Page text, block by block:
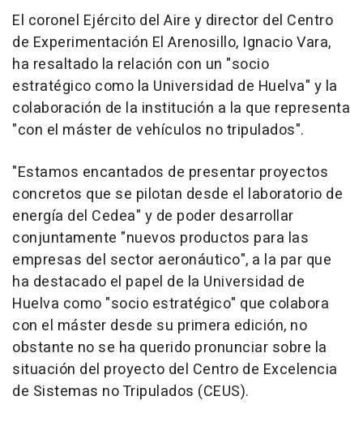
El coronel Ejército del Aire y director del Centro
de Experimentación El Arenosillo, Ignacio Vara,
ha resaltado la relación con un "socio
estratégico como la Universidad de Huelva" y la
colaboración de la institución a la que representa
"con el máster de vehículos no tripulados".
"Estamos encantados de presentar proyectos
concretos que se pilotan desde el laboratorio de
energía del Cedea" y de poder desarrollar
conjuntamente "nuevos productos para las
empresas del sector aeronáutico", a la par que
ha destacado el papel de la Universidad de
Huelva como "socio estratégico" que colabora
con el máster desde su primera edición, no
obstante no se ha querido pronunciar sobre la
situación del proyecto del Centro de Excelencia
de Sistemas no Tripulados (CEUS).